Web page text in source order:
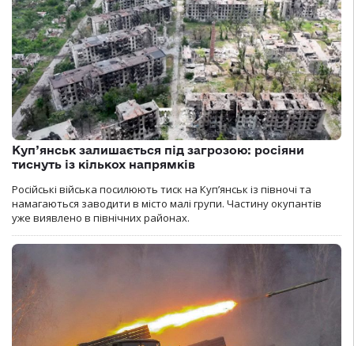
Куп’янськ залишається під загрозою: росіяни
тиснуть із кількох напрямків
Російські війська посилюють тиск на Куп’янськ із півночі та
намагаються заводити в місто малі групи. Частину окупантів
уже виявлено в північних районах.